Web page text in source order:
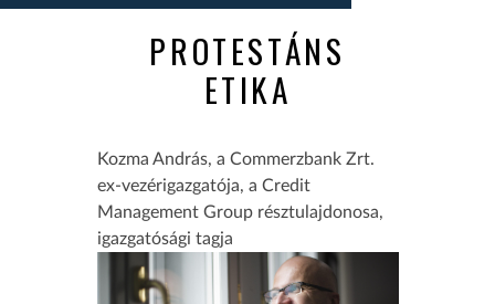
PROTESTÁNS
ETIKA
Kozma András, a Commerzbank Zrt.
ex-vezérigazgatója, a Credit
Management Group résztulajdonosa,
igazgatósági tagja